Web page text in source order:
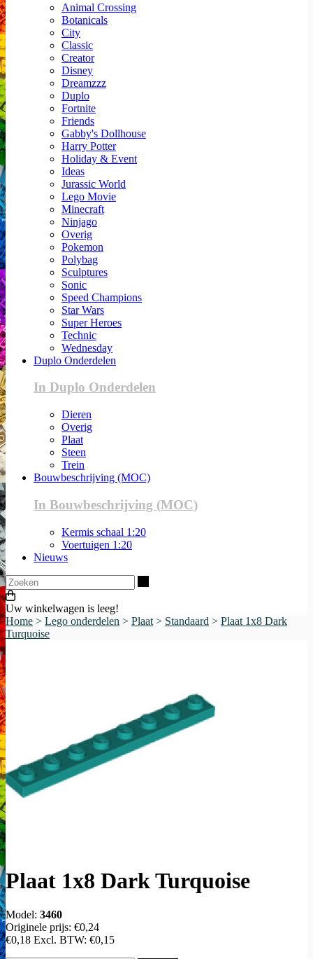
Animal Crossing
Botanicals
City
Classic
Creator
Disney
Dreamzzz
Duplo
Fortnite
Friends
Gabby's Dollhouse
Harry Potter
Holiday & Event
Ideas
Jurassic World
Lego Movie
Minecraft
Ninjago
Overig
Pokemon
Polybag
Sculptures
Sonic
Speed Champions
Star Wars
Super Heroes
Technic
Wednesday
Duplo Onderdelen
In Duplo Onderdelen
Dieren
Overig
Plaat
Steen
Trein
Bouwbeschrijving (MOC)
In Bouwbeschrijving (MOC)
Kermis schaal 1:20
Voertuigen 1:20
Nieuws
Uw winkelwagen is leeg!
Home > Lego onderdelen > Plaat > Standaard > Plaat 1x8 Dark
Turquoise
Plaat 1x8 Dark Turquoise
Model: 3460
Originele prijs: €0,24
€0,18 Excl. BTW: €0,15